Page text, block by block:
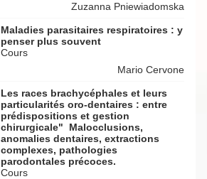
Zuzanna Pniewiadomska
Maladies parasitaires respiratoires : y
penser plus souvent
Cours
Mario Cervone
Les races brachycéphales et leurs
particularités oro-dentaires : entre
prédispositions et gestion
chirurgicale" Malocclusions,
anomalies dentaires, extractions
complexes, pathologies
parodontales précoces.
Cours